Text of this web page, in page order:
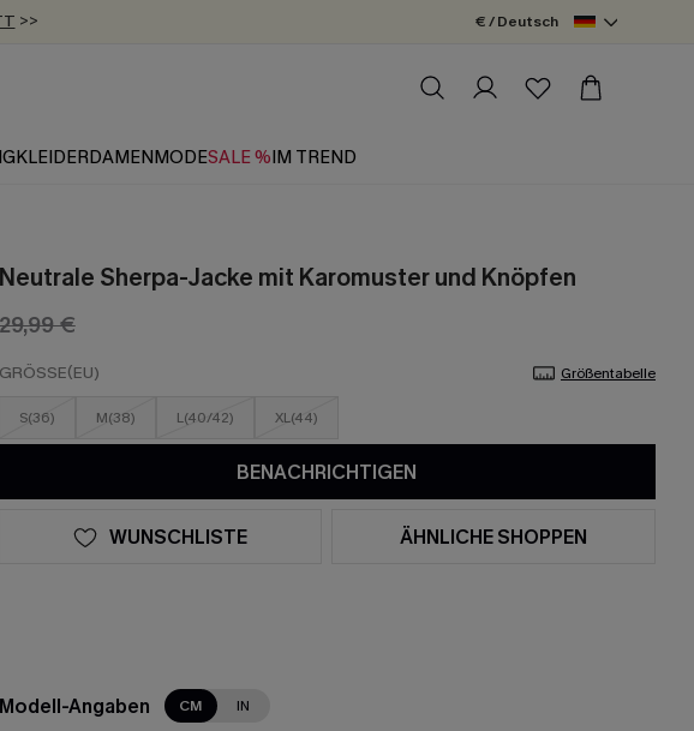
>>
€ / Deutsch
KLEIDERDAMENMODESALE %IM TREND
Neutrale Sherpa-Jacke mit Karomuster und Knöpfen
29,99 €
GRÖSSE(EU) Größentabelle
S(36) M(38) L(40/42) XL(44)
BENACHRICHTIGEN
WUNSCHLISTE ÄHNLICHE SHOPPEN
Modell-Angaben CM IN